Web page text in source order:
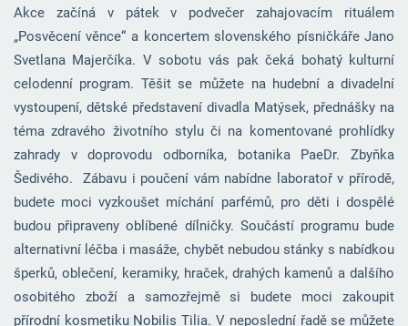
Akce začíná v pátek v podvečer zahajovacím rituálem
„Posvěcení věnce“ a koncertem slovenského písničkáře Jano
Svetlana Majerčíka. V sobotu vás pak čeká bohatý kulturní
celodenní program. Těšit se můžete na hudební a divadelní
vystoupení, dětské představení divadla Matýsek, přednášky na
téma zdravého životního stylu či na komentované prohlídky
zahrady v doprovodu odborníka, botanika PaeDr. Zbyňka
Šedivého. Zábavu i poučení vám nabídne laboratoř v přírodě,
budete moci vyzkoušet míchání parfémů, pro děti i dospělé
budou připraveny oblíbené dílničky. Součástí programu bude
alternativní léčba i masáže, chybět nebudou stánky s nabídkou
šperků, oblečení, keramiky, hraček, drahých kamenů a dalšího
osobitého zboží a samozřejmě si budete moci zakoupit
přírodní kosmetiku Nobilis Tilia. V neposlední řadě se můžete